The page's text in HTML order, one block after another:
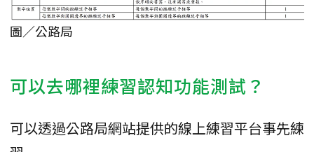
圖／公路局
可以去哪裡練習認知功能測試？
可以透過公路局網站提供的線上練習平台事先練